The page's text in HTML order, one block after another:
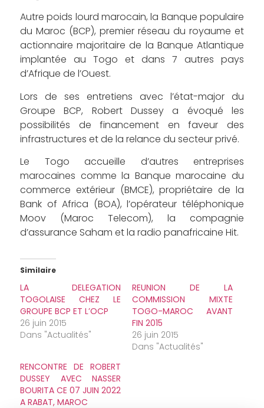
Autre poids lourd marocain, la Banque populaire
du Maroc (BCP), premier réseau du royaume et
actionnaire majoritaire de la Banque Atlantique
implantée au Togo et dans 7 autres pays
d’Afrique de l’Ouest.
Lors de ses entretiens avec l’état-major du
Groupe BCP, Robert Dussey a évoqué les
possibilités de financement en faveur des
infrastructures et de la relance du secteur privé.
Le Togo accueille d’autres entreprises
marocaines comme la Banque marocaine du
commerce extérieur (BMCE), propriétaire de la
Bank of Africa (BOA), l’opérateur téléphonique
Moov (Maroc Telecom), la compagnie
d’assurance Saham et la radio panafricaine Hit.
Similaire
LA DELEGATION
TOGOLAISE CHEZ LE
GROUPE BCP ET L’OCP
26 juin 2015
Dans "Actualités"
REUNION DE LA
COMMISSION MIXTE
TOGO-MAROC AVANT
FIN 2015
26 juin 2015
Dans "Actualités"
RENCONTRE DE ROBERT
DUSSEY AVEC NASSER
BOURITA CE 07 JUIN 2022
A RABAT, MAROC